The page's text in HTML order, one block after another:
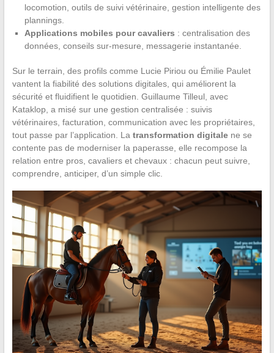
locomotion, outils de suivi vétérinaire, gestion intelligente des
plannings.
Applications mobiles pour cavaliers : centralisation des
données, conseils sur-mesure, messagerie instantanée.
Sur le terrain, des profils comme Lucie Piriou ou Émilie Paulet
vantent la fiabilité des solutions digitales, qui améliorent la
sécurité et fluidifient le quotidien. Guillaume Tilleul, avec
Kataklop, a misé sur une gestion centralisée : suivis
vétérinaires, facturation, communication avec les propriétaires,
tout passe par l’application. La transformation digitalene se
contente pas de moderniser la paperasse, elle recompose la
relation entre pros, cavaliers et chevaux : chacun peut suivre,
comprendre, anticiper, d’un simple clic.